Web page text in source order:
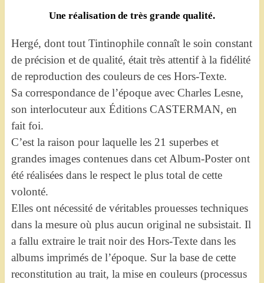
Une réalisation de très grande qualité.
Hergé, dont tout Tintinophile connaît le soin constant
de précision et de qualité, était très attentif à la fidélité
de reproduction des couleurs de ces Hors-Texte.
Sa correspondance de l’époque avec Charles Lesne,
son interlocuteur aux Éditions CASTERMAN, en
fait foi.
C’est la raison pour laquelle les 21 superbes et
grandes images contenues dans cet Album-Poster ont
été réalisées dans le respect le plus total de cette
volonté.
Elles ont nécessité de véritables prouesses techniques
dans la mesure où plus aucun original ne subsistait. Il
a fallu extraire le trait noir des Hors-Texte dans les
albums imprimés de l’époque. Sur la base de cette
reconstitution au trait, la mise en couleurs (processus